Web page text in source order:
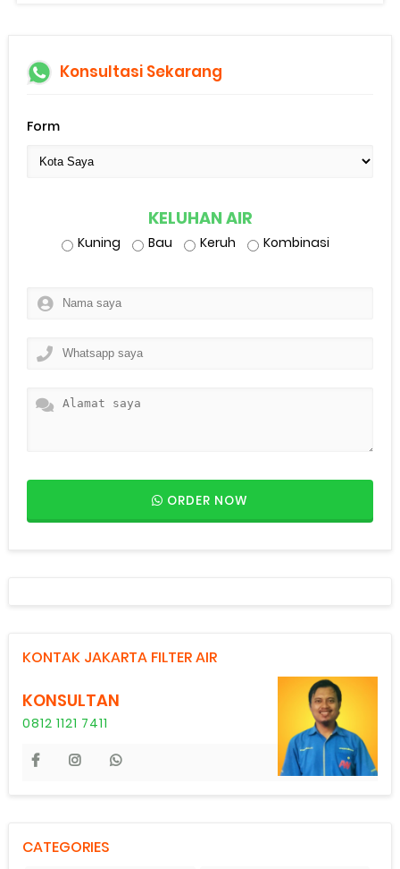
Konsultasi Sekarang
Form
KELUHAN AIR
Kuning Bau Keruh Kombinasi
ORDER NOW
KONTAK JAKARTA FILTER AIR
KONSULTAN
0812 1121 7411
CATEGORIES